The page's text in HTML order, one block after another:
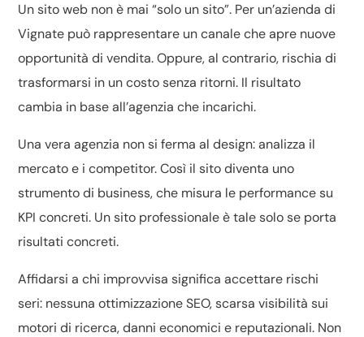
Un sito web non è mai “solo un sito”. Per un’azienda di
Vignate può rappresentare un canale che apre nuove
opportunità di vendita. Oppure, al contrario, rischia di
trasformarsi in un costo senza ritorni. Il risultato
cambia in base all’agenzia che incarichi.
Una vera agenzia non si ferma al design: analizza il
mercato e i competitor. Così il sito diventa uno
strumento di business, che misura le performance su
KPI concreti. Un sito professionale è tale solo se porta
risultati concreti.
Affidarsi a chi improvvisa significa accettare rischi
seri: nessuna ottimizzazione SEO, scarsa visibilità sui
motori di ricerca, danni economici e reputazionali. Non